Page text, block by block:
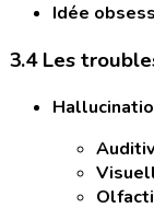
Idée
3.4 Les